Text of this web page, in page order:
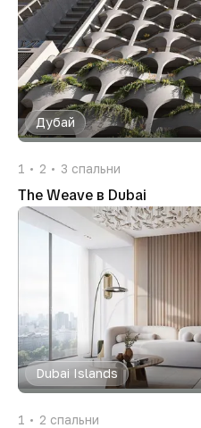
Дубай
1 2 3 спальни
The Weave в Dubai
Dubai Islands
1 2 спальни